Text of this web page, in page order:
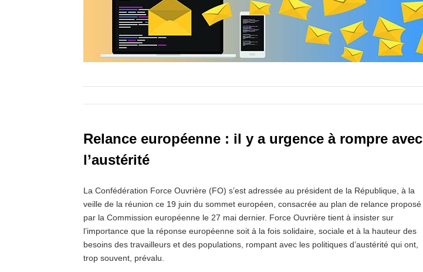
Relance européenne : il y a urgence à rompre avec
l’austérité
La Confédération Force Ouvrière (FO) s’est adressée au président de la République, à la
veille de la réunion ce 19 juin du sommet européen, consacrée au plan de relance proposé
par la Commission européenne le 27 mai dernier. Force Ouvrière tient à insister sur
l’importance que la réponse européenne soit à la fois solidaire, sociale et à la hauteur des
besoins des travailleurs et des populations, rompant avec les politiques d’austérité qui ont,
trop souvent, prévalu.